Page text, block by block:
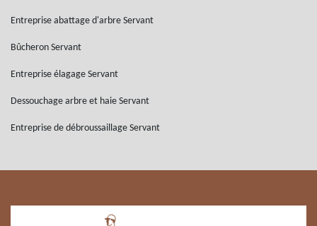
Entreprise abattage d'arbre Servant
Bûcheron Servant
Entreprise élagage Servant
Dessouchage arbre et haie Servant
Entreprise de débroussaillage Servant